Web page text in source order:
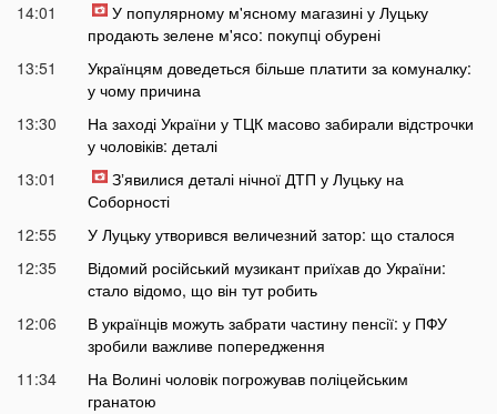
14:01
У популярному м'ясному магазині у Луцьку
продають зелене м'ясо: покупці обурені
13:51
Українцям доведеться більше платити за комуналку:
у чому причина
13:30
На заході України у ТЦК масово забирали відстрочки
у чоловіків: деталі
13:01
Зʼявилися деталі нічної ДТП у Луцьку на
Соборності
12:55
У Луцьку утворився величезний затор: що сталося
12:35
Відомий російський музикант приїхав до України:
стало відомо, що він тут робить
12:06
В українців можуть забрати частину пенсії: у ПФУ
зробили важливе попередження
11:34
На Волині чоловік погрожував поліцейським
гранатою